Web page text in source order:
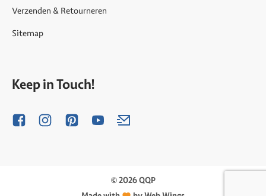
Verzenden & Retourneren
Sitemap
Keep in Touch!
© 2026 QQP